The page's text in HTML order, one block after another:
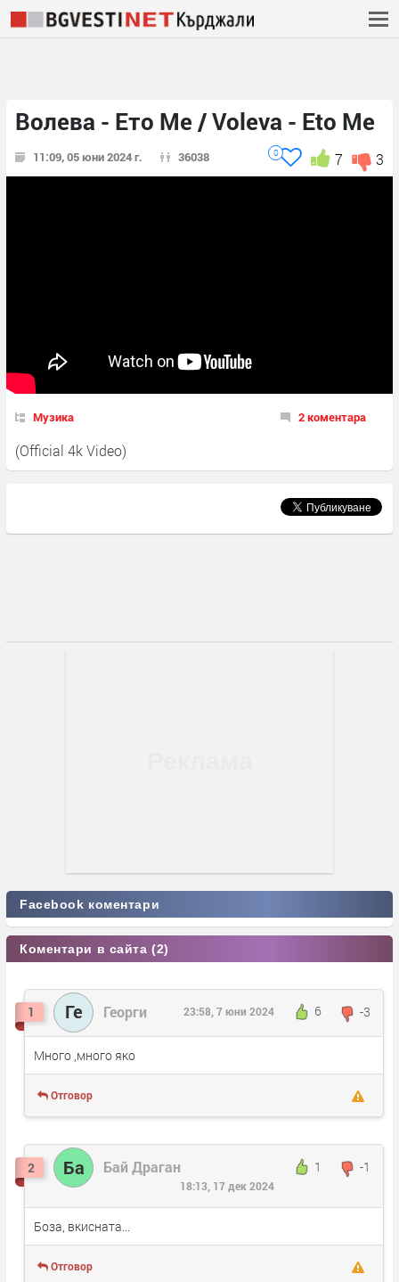
Волева - Ето Ме / Voleva - Eto Me
11:09, 05 юни 2024 г. 36038 3
7
0
Музика 2 коментара
(Official 4k Video)
Facebook коментари
Коментари в сайта (2)
1 Ге Георги 6 -3
23:58, 7 юни 2024
Много ,много яко
Отговор
2 Ба Бай Драган 1 -1
18:13, 17 дек 2024
Боза, вкисната...
Отговор